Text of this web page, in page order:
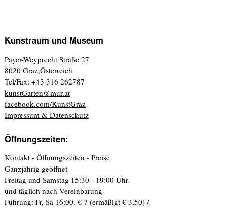
Kunstraum und Museum
Payer-Weyprecht Straße 27
8020 Graz,Österreich
Tel/Fax: +43 316 262787
kunstGarten@mur.at
facebook.com/KunstGraz
Impressum & Datenschutz
Öffnungszeiten:
Kontakt - Öffnungszeiten - Preise
Ganzjährig geöffnet
Freitag und Samstag 15:30 - 19:00 Uhr
und täglich nach Vereinbarung
Führung: Fr, Sa 16:00. € 7 (ermäßigt € 3,50) /